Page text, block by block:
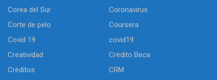
Corea del Sur
Coronavirus
Corte de pelo
Coursera
Covid 19
covid19
Creatividad
Crédito Beca
Créditos
CRM